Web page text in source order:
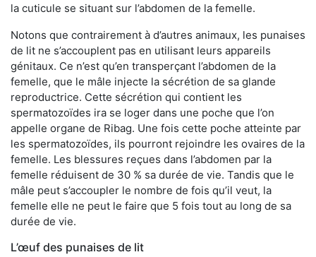
la cuticule se situant sur l’abdomen de la femelle.
Notons que contrairement à d’autres animaux, les punaises
de lit ne s’accouplent pas en utilisant leurs appareils
génitaux. Ce n’est qu’en transperçant l’abdomen de la
femelle, que le mâle injecte la sécrétion de sa glande
reproductrice. Cette sécrétion qui contient les
spermatozoïdes ira se loger dans une poche que l’on
appelle organe de Ribag. Une fois cette poche atteinte par
les spermatozoïdes, ils pourront rejoindre les ovaires de la
femelle. Les blessures reçues dans l’abdomen par la
femelle réduisent de 30 % sa durée de vie. Tandis que le
mâle peut s’accoupler le nombre de fois qu’il veut, la
femelle elle ne peut le faire que 5 fois tout au long de sa
durée de vie.
L’œuf des punaises de lit